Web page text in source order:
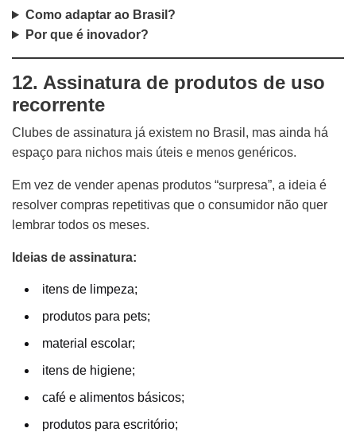
Como adaptar ao Brasil?
Por que é inovador?
12. Assinatura de produtos de uso
recorrente
Clubes de assinatura já existem no Brasil, mas ainda há
espaço para nichos mais úteis e menos genéricos.
Em vez de vender apenas produtos “surpresa”, a ideia é
resolver compras repetitivas que o consumidor não quer
lembrar todos os meses.
Ideias de assinatura:
itens de limpeza;
produtos para pets;
material escolar;
itens de higiene;
café e alimentos básicos;
produtos para escritório;